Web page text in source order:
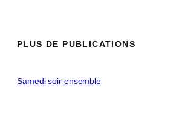
PLUS DE PUBLICATIONS
Samedi soir ensemble